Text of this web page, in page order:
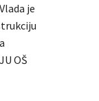
je
OŠ